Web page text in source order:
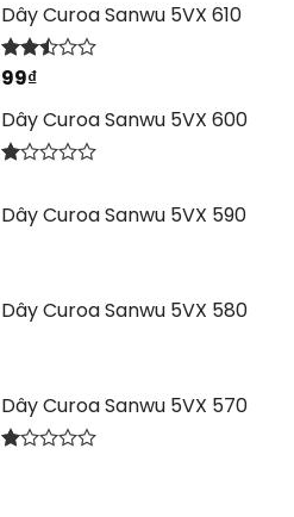
Dây Curoa Sanwu 5VX 610
Được
hạng
2.44
5 sao
99₫
Dây Curoa Sanwu 5VX 600
hạng
Dây Curoa Sanwu 5VX 590
Dây Curoa Sanwu 5VX 580
Dây Curoa Sanwu 5VX 570